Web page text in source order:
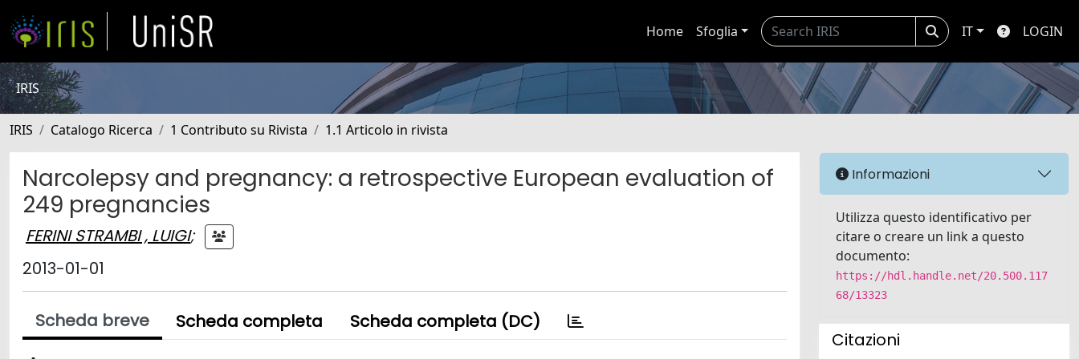
Home Sfoglia IT LOGIN
IRIS
IRIS Catalogo Ricerca 1 Contributo su Rivista 1.1 Articolo in rivista
Narcolepsy and pregnancy: a retrospective European evaluation of
249 pregnancies
FERINI STRAMBI , LUIGI;
2013-01-01
Scheda breve Scheda completa Scheda completa (DC)
Informazioni
Utilizza questo identificativo per
citare o creare un link a questo
documento:
https://hdl.handle.net/20.500.117
68/13323
Citazioni